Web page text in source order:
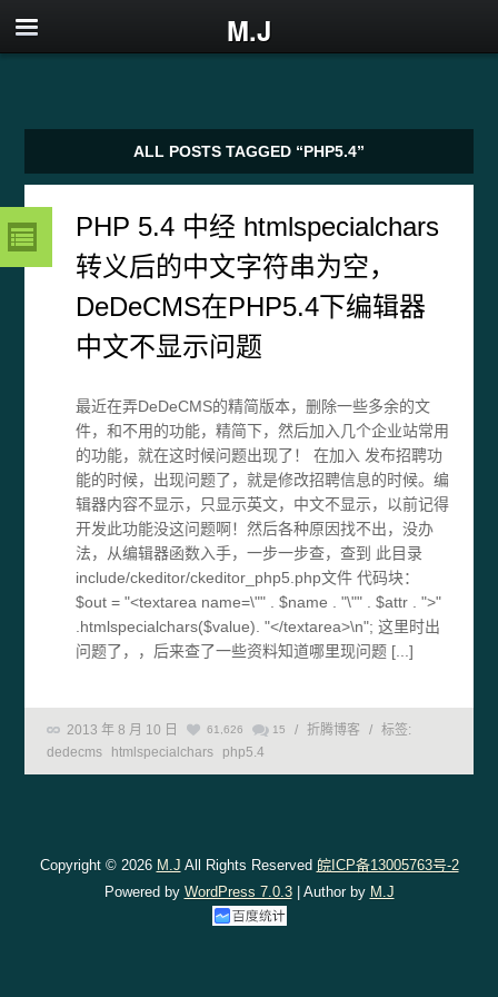
M.J
ALL POSTS TAGGED “PHP5.4”
PHP 5.4 中经 htmlspecialchars
转义后的中文字符串为空，
DeDeCMS在PHP5.4下编辑器
中文不显示问题
最近在弄DeDeCMS的精简版本，删除一些多余的文
件，和不用的功能，精简下，然后加入几个企业站常用
的功能，就在这时候问题出现了！ 在加入 发布招聘功
能的时候，出现问题了，就是修改招聘信息的时候。编
辑器内容不显示，只显示英文，中文不显示，以前记得
开发此功能没这问题啊！然后各种原因找不出，没办
法，从编辑器函数入手，一步一步查，查到 此目录
include/ckeditor/ckeditor_php5.php文件 代码块：
$out = "<textarea name=\"" . $name . "\"" . $attr . ">"
.htmlspecialchars($value). "</textarea>\n"; 这里时出
问题了，，后来查了一些资料知道哪里现问题 [...]
2013 年 8 月 10 日 61,626 15 / 折腾博客 /
标签:
dedecms
htmlspecialchars php5.4
Copyright © 2026 M.J All Rights Reserved 皖ICP备13005763号-2
Powered by WordPress 7.0.3| Author by M.J